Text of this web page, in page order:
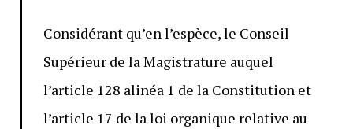
Considérant qu’en l’espèce, le Conseil
Supérieur de la Magistrature auquel
l’article 128 alinéa 1 de la Constitution et
l’article 17 de la loi organique relative au